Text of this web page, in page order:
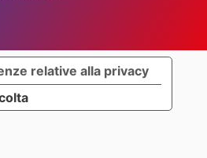
relative alla privacy